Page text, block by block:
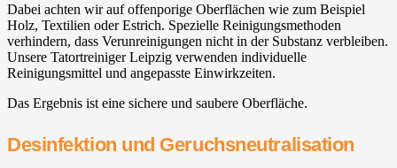
Dabei achten wir auf offenporige Oberflächen wie zum Beispiel
Holz, Textilien oder Estrich. Spezielle Reinigungsmethoden
verhindern, dass Verunreinigungen nicht in der Substanz verbleiben.
Unsere Tatortreiniger Leipzig verwenden individuelle
Reinigungsmittel und angepasste Einwirkzeiten.
Das Ergebnis ist eine sichere und saubere Oberfläche.
Desinfektion und Geruchsneutralisation